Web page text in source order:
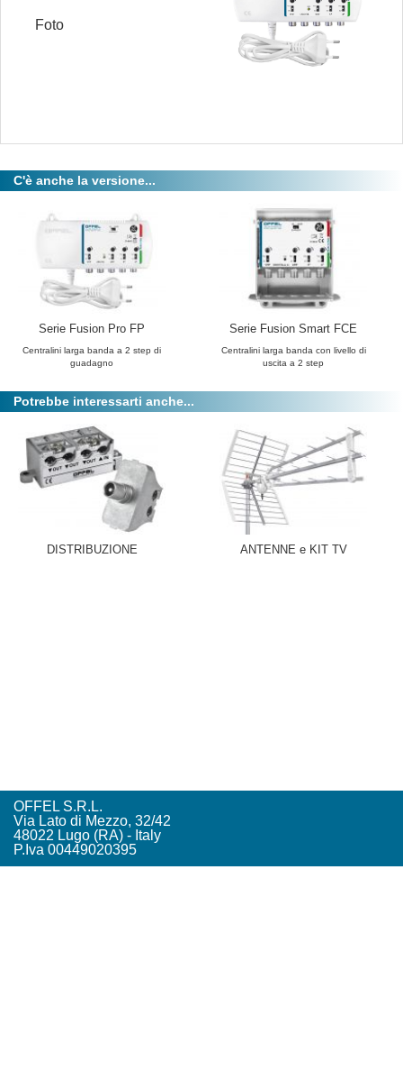
Foto
C'è anche la versione...
Serie Fusion Pro FP
Centralini larga banda a 2 step di
guadagno
Serie Fusion Smart FCE
Centralini larga banda con livello di
uscita a 2 step
Potrebbe interessarti anche...
DISTRIBUZIONE ANTENNE e KIT TV
OFFEL S.R.L.
Via Lato di Mezzo, 32/42
48022 Lugo (RA) - Italy
P.Iva 00449020395